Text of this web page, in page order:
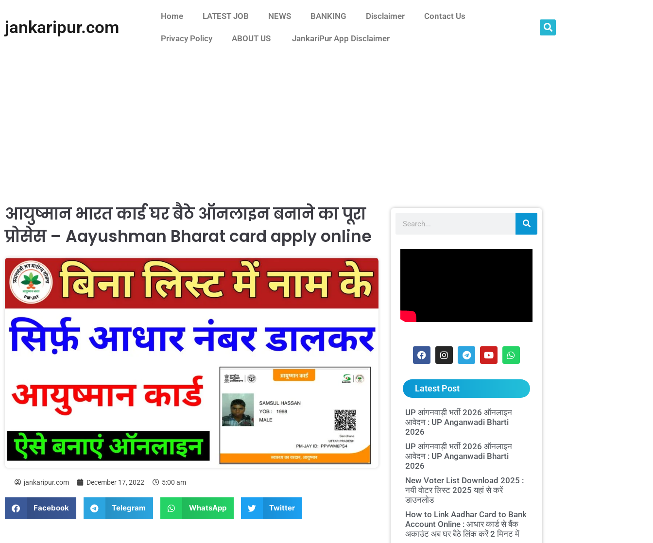
jankaripur.com
Home LATEST JOB NEWS BANKING Disclaimer Contact Us
Privacy Policy ABOUT US JankariPur App Disclaimer
आयुष्मान भारत कार्ड घर बैठे ऑनलाइन बनाने का पूरा
प्रोसेस – Aayushman Bharat card apply online
jankaripur.com December 17, 2022 5:00 am
Facebook Telegram WhatsApp Twitter
Latest Post
UP आंगनवाड़ी भर्ती 2026 ऑनलाइन
आवेदन : UP Anganwadi Bharti
2026
UP आंगनवाड़ी भर्ती 2026 ऑनलाइन
आवेदन : UP Anganwadi Bharti
2026
New Voter List Download 2025 :
नयी वोटर लिस्ट 2025 यहां से करें
डाउनलोड
How to Link Aadhar Card to Bank
Account Online : आधार कार्ड से बैंक
अकाउंट अब घर बैठे लिंक करें 2 मिनट में